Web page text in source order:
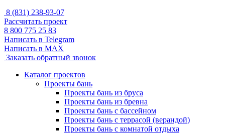
8 (831) 238-93-07
Рассчитать проект
8 800 775 25 83
Написать в Telegram
Написать в MAX
Заказать обратный звонок
Каталог проектов
Проекты бань
Проекты бань из бруса
Проекты бань из бревна
Проекты бань с бассейном
Проекты бань с террасой (верандой)
Проекты бань с комнатой отдыха